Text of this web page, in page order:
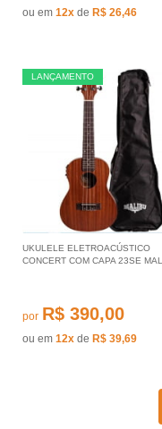
ou em 12x de R$ 26,46
LANÇAMENTO
UKULELE ELETROACÚSTICO
CONCERT COM CAPA 23SE
por R$ 390,00
ou em 12x de R$ 39,69